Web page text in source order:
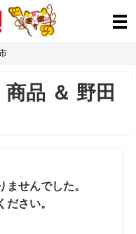
商品 ＆ 野田
ませんでした。
ださい。